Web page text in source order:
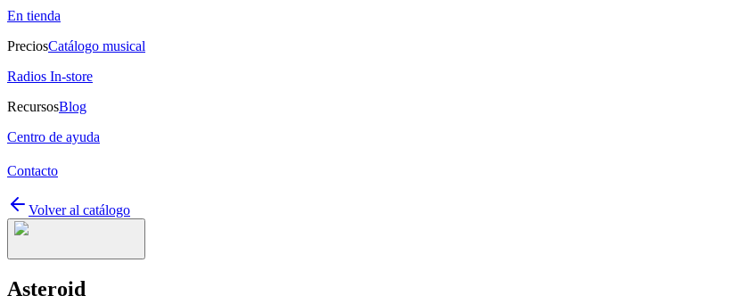
En tienda
PreciosCatálogo musical
Radios In-store
RecursosBlog
Centro de ayuda
Contacto
Volver al catálogo
Asteroid